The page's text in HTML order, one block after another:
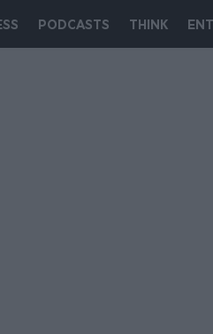
PODCASTS THINK